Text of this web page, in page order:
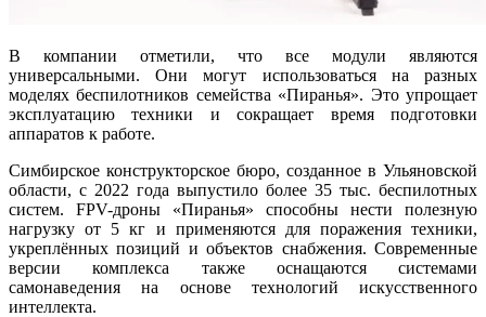
В компании отметили, что все модули являются
универсальными. Они могут использоваться на разных
моделях беспилотников семейства «Пиранья». Это упрощает
эксплуатацию техники и сокращает время подготовки
аппаратов к работе.
Симбирское конструкторское бюро, созданное в Ульяновской
области, с 2022 года выпустило более 35 тыс. беспилотных
систем. FPV-дроны «Пиранья» способны нести полезную
нагрузку от 5 кг и применяются для поражения техники,
укреплённых позиций и объектов снабжения. Современные
версии комплекса также оснащаются системами
самонаведения на основе технологий искусственного
интеллекта.